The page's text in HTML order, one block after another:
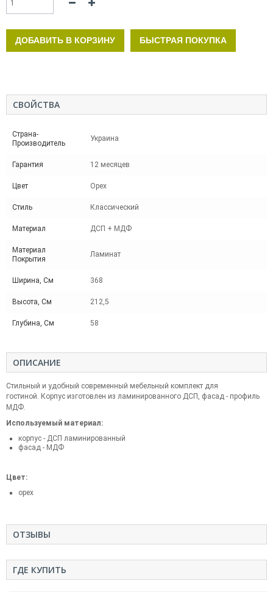
ДОБАВИТЬ В КОРЗИНУ БЫСТРАЯ ПОКУПКА
СВОЙСТВА
Страна-
Производитель
Украина
Гарантия 12 месяцев
Цвет Орех
Стиль Классический
Материал ДСП + МДФ
Материал
Покрытия
Ламинат
Ширина, См 368
Высота, См 212,5
Глубина, См 58
ОПИСАНИЕ
Стильный и удобный современный мебельный комплект для
гостиной. Корпус изготовлен из ламинированного ДСП, фасад - профиль
МДФ.
Используемый материал:
корпус - ДСП ламинированный
фасад - МДФ
Цвет:
орех
ОТЗЫВЫ
ГДЕ КУПИТЬ